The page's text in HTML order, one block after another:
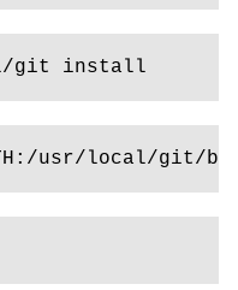
git install
usr/local/git/